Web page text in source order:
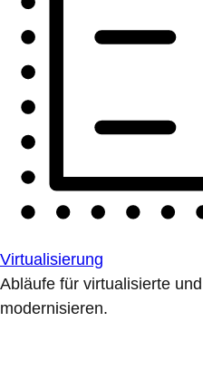
Virtualisierung
Abläufe für virtualisierte
modernisieren.